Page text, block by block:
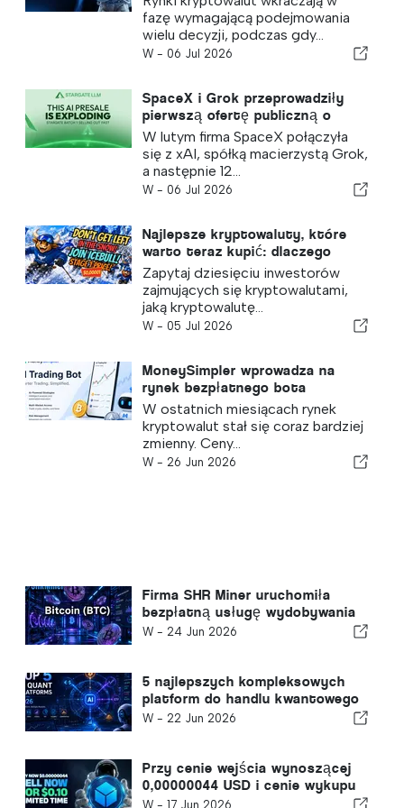
programu odkupu na giełdzie
BlockDAG, rezygnując przy tym z
Cardano i Zcash
fazę wymagającą podejmowania
wielu decyzji, podczas gdy...
W - 06 Jul 2026
SpaceX i Grok przeprowadziły
pierwszą ofertę publiczną o
wartości 1,77 biliona dolarów –
następnym może być Stargate,
podczas gdy ETH i Hyperliquid
wydają się być skończone
W lutym firma SpaceX połączyła
się z xAI, spółką macierzystą Grok,
a następnie 12...
W - 06 Jul 2026
Najlepsze kryptowaluty, które
warto teraz kupić: dlaczego
Bitcoin, Ethereum i IceBull
znajdują się na liście
obserwowanych każdego
inwestora
Zapytaj dziesięciu inwestorów
zajmujących się kryptowalutami,
jaką kryptowalutę...
W - 05 Jul 2026
MoneySimpler wprowadza na
rynek bezpłatnego bota
handlowego opartego na
sztucznej inteligencji, ponieważ
zmienność rynku kryptowalut
stwarza nowe możliwości
W ostatnich miesiącach rynek
kryptowalut stał się coraz bardziej
zmienny. Ceny...
W - 26 Jun 2026
Firma SHR Miner uruchomiła
bezpłatną usługę wydobywania
w chmurze dla posiadaczy BTC,
dolarów lub więcej
W - 24 Jun 2026
5 najlepszych kompleksowych
platform do handlu kwantowego
opartych na sztucznej
W - 22 Jun 2026
Przy cenie wejścia wynoszącej
0,00000044 USD i cenie wykupu
0,10 USD BlockDAG osiąga to,
W - 17 Jun 2026